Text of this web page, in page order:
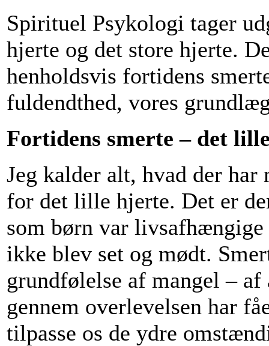
Spirituel Psykologi tager
hjerte og det store hjerte.
henholdsvis fortidens
fuldendthed, vores
Fortidens smerte – det
Jeg kalder alt, hvad der
for det lille hjerte. Det er
som børn var
ikke blev set og mødt.
grundfølelse af mangel –
gennem overlevelsen har
tilpasse os de ydre